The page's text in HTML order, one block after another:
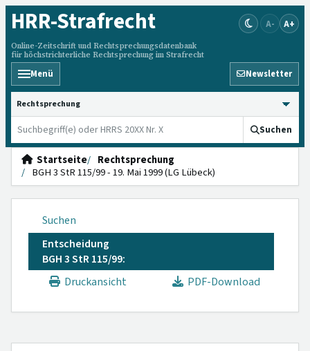
HRR-Strafrecht
Online-Zeitschrift und Rechtsprechungsdatenbank
für höchstrichterliche Rechtsprechung im Strafrecht
A- A+
Menü Newsletter
HRRS durchsuchen
Suchen
Startseite
Rechtsprechung
BGH 3 StR 115/99 - 19. Mai 1999 (LG Lübeck)
Suchen
Entscheidung
BGH 3 StR 115/99:
Druckansicht
PDF-Download